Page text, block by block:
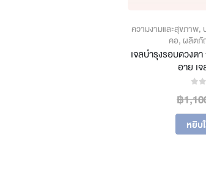
ความงามและสุขภาพ,
คอ, ผลิตภั
เจลบำรุงรอบดวงต
อาย เ
฿
หยิบ